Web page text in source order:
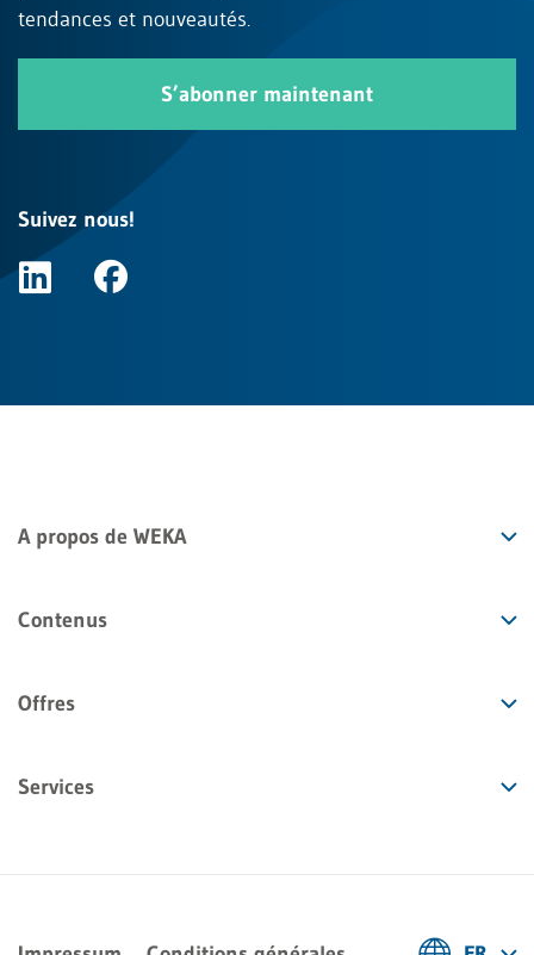
tendances et nouveautés.
S’abonner maintenant
Suivez nous!
A propos de WEKA
Contenus
Offres
Services